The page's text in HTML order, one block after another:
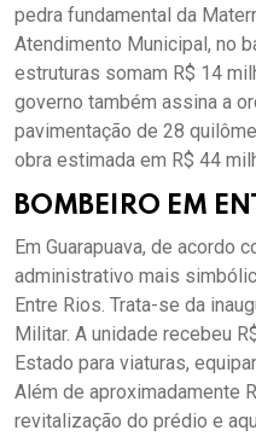
pedra fundamental da
Atendimento Municipal, no
estruturas somam R$ 14
governo também assina a
pavimentação de 28
obra estimada em R$ 44
BOMBEIRO EM
Em Guarapuava, de acordo
administrativo mais
Entre Rios. Trata-se da
Militar. A unidade recebeu
Estado para viaturas,
Além de aproximadamente
revitalização do prédio e